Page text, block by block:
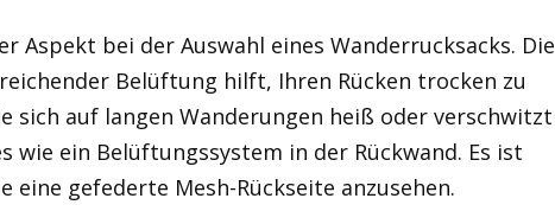
Aspekt bei der Auswahl eines Wanderrucksacks. Die
Belüftung hilft, Ihren Rücken trocken zu
sich auf langen Wanderungen heiß oder verschwitzt
wie ein Belüftungssystem in der Rückwand. Es ist
eine gefederte Mesh-Rückseite anzusehen.